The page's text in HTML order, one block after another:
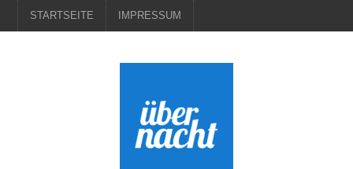
STARTSEITE IMPRESSUM